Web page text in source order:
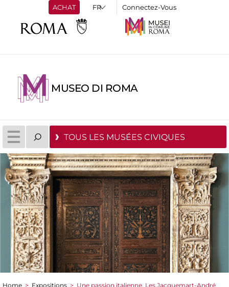
ACHAT Connectez-Vous
MUSEO DI ROMA
TOUS LES MUSÉES CIVIQUES
Home > Expositions > Une passion italienne. Les Jacquemart-André